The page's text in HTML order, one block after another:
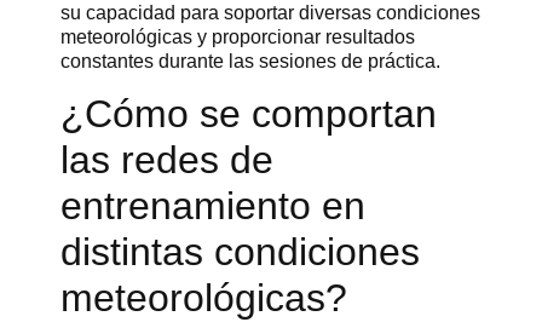
su capacidad para soportar diversas condiciones
meteorológicas y proporcionar resultados
constantes durante las sesiones de práctica.
¿Cómo se comportan
las redes de
entrenamiento en
distintas condiciones
meteorológicas?